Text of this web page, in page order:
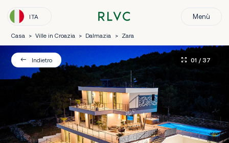
ITA Menù
Casa > Ville in Croazia > Dalmazia > Zara
Indietro 01 / 37